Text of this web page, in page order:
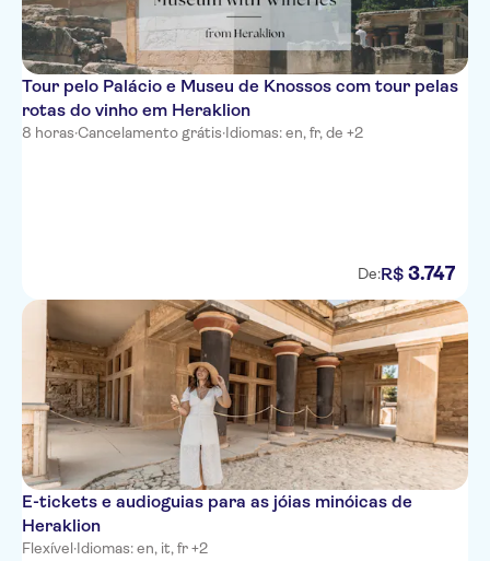
Xidas Garden
Pela Maria
Horizon Beach Hotel Stalis
Mediterraneo
NIKO Seaside ResortMGallery
Agios Nikolaos
Aquila Rithymna Beach best
FAMILY
Serelia Village
Archipelagos Rethymno
Tour pelo Palácio e Museu de Knossos com tour pelas
rotas do vinho em Heraklion
8 horas·Cancelamento grátis·Idiomas: en, fr, de +2
De:R$ 3.747
E-tickets e audioguias para as jóias minóicas de
Heraklion
Flexível·Idiomas: en, it, fr +2